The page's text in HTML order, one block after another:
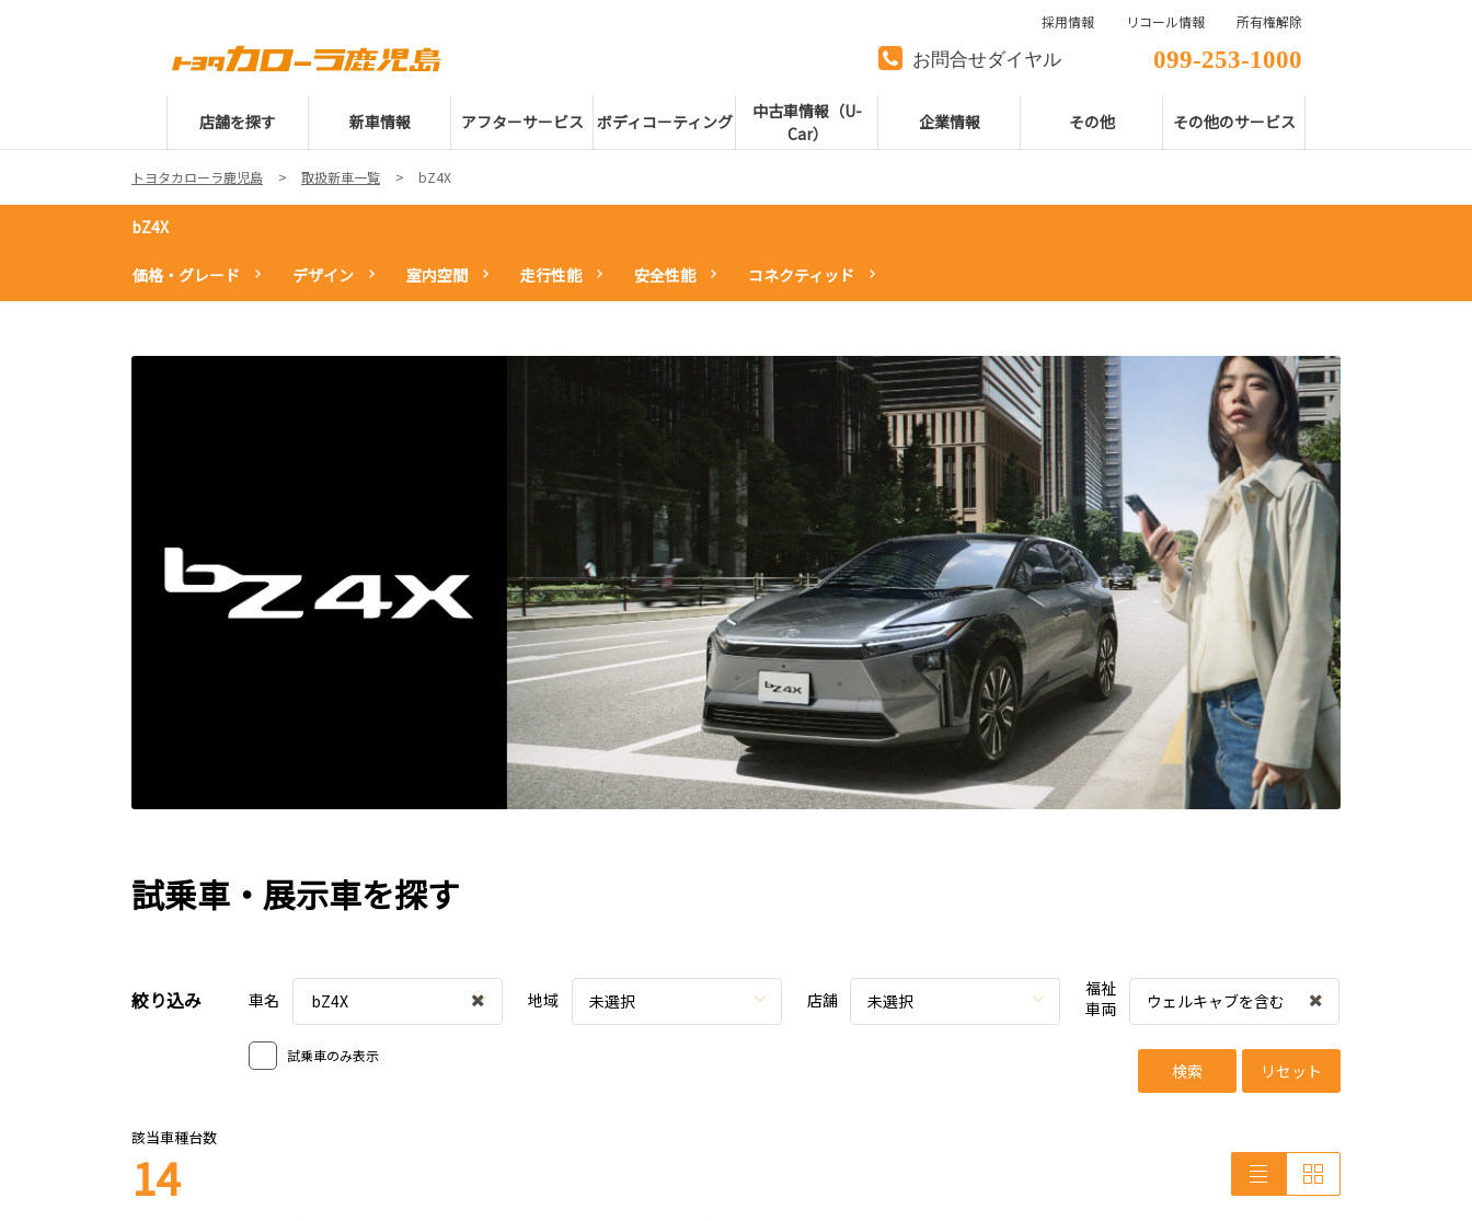
お問合せダイヤル 099-253-1000
店舗を探す 新車情報 アフターサービス ボディコーティング
中古車情報（U-
Car）
企業情報 その他 その他のサービス
採用情報 リコール情報 所有権解除
トヨタカローラ鹿児島 取扱新車一覧 bZ4X
bZ4X
価格・グレード デザイン 室内空間 走行性能 安全性能 コネクティッド
試乗車・展示車を探す
絞り込み 車名 bZ4X 地域 未選択 店舗 未選択
福祉
車両
ウェルキャブを含む
試乗車のみ表示
検索 リセット
該当車種台数
14